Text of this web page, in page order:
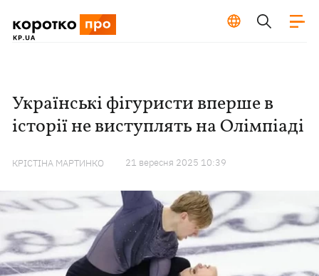
Українські фігуристи вперше в
історії не виступлять на Олімпіаді
КРІСТІНА МАРТИНКО 21 вересня 2025 10:39